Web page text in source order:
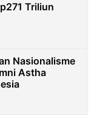
Triliun
Nasionalisme
Astha